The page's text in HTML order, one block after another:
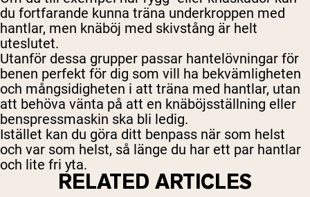
du fortfarande kunna träna underkroppen med
hantlar, men knäböj med skivstång är helt
uteslutet.
Utanför dessa grupper passar hantelövningar för
benen perfekt för dig som vill ha bekvämligheten
och mångsidigheten i att träna med hantlar, utan
att behöva vänta på att en knäböjsställning eller
benspressmaskin ska bli ledig.
Istället kan du göra ditt benpass när som helst
och var som helst, så länge du har ett par hantlar
och lite fri yta.
RELATED ARTICLES